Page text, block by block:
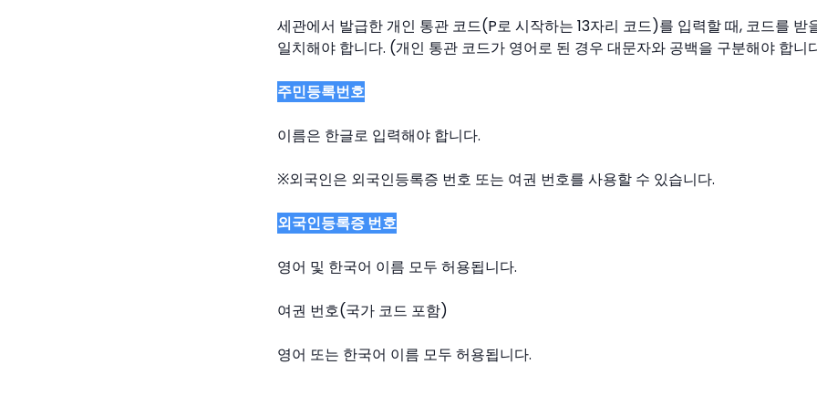
세관에서 발급한 개인 통관 코드(P로 시작하는 13자리 코드)를 입력할 때, 코드를 받
일치해야 합니다. (개인 통관 코드가 영어로 된 경우 대문자와 공백을 구분해야 합니
주민등록번호
이름은 한글로 입력해야 합니다.
※외국인은 외국인등록증 번호 또는 여권 번호를 사용할 수 있습니다.
외국인등록증 번호
영어 및 한국어 이름 모두 허용됩니다.
여권 번호(국가 코드 포함)
영어 또는 한국어 이름 모두 허용됩니다.